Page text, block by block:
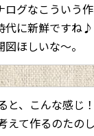
ログなこういう
代に新鮮ですね♪
図ほしいな～。
と、こんな感じ！
えて作るのたのし